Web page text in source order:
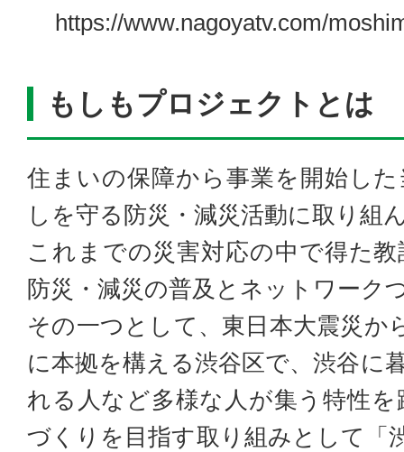
https://www.nagoyatv.com/
もしもプロジェクトとは
住まいの保障から事業を開始し
しを守る防災・減災活動に取り組
これまでの災害対応の中で得た
防災・減災の普及とネットワーク
その一つとして、東日本大震災か
に本拠を構える渋谷区で、渋谷に
れる人など多様な人が集う特性
づくりを目指す取り組みとして「